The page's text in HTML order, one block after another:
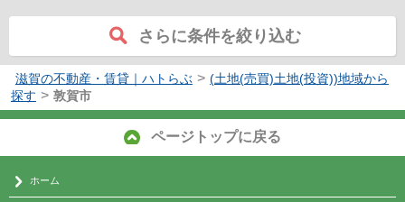
さらに条件を絞り込む
滋賀の不動産・賃貸｜ハトらぶ > (土地(売買)土地(投資))地域から
探す > 敦賀市
ページトップに戻る
ホーム